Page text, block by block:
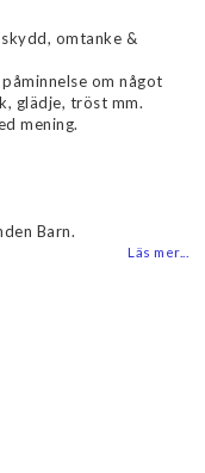
omtanke &
om något
glädje, tröst mm.
mening.
Barn.
Läs mer...